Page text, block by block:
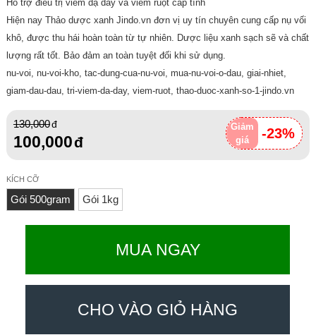
Hỗ trợ điều trị viêm dạ dày và viêm ruột cấp tính
Hiện nay Thảo dược xanh Jindo.vn đơn vị uy tín chuyên cung cấp nụ vối
khô, được thu hái hoàn toàn từ tự nhiên. Dược liệu xanh sạch sẽ và chất
lượng rất tốt. Bảo đảm an toàn tuyệt đối khi sử dụng.
nu-voi, nu-voi-kho, tac-dung-cua-nu-voi, mua-nu-voi-o-dau, giai-nhiet,
giam-dau-dau, tri-viem-da-day, viem-ruot, thao-duoc-xanh-so-1-jindo.vn
Giảm
giá
-23%
130,000
100,000
KÍCH CỠ
Gói 500gram Gói 1kg
MUA NGAY
CHO VÀO GIỎ HÀNG